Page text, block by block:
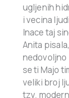
ugljenih
i vecina
Inace taj
Anita
nedovoljno
se ti Majo
veliki broj
tzv.